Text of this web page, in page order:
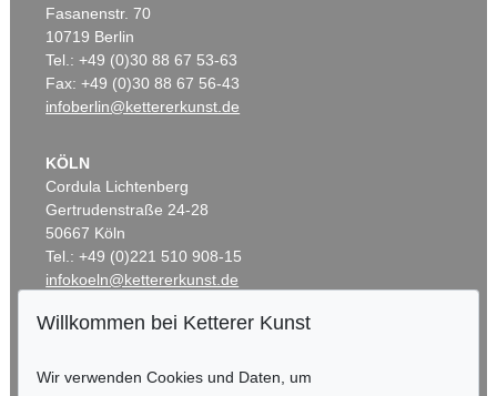
Fasanenstr. 70
10719 Berlin
Tel.: +49 (0)30 88 67 53-63
Fax: +49 (0)30 88 67 56-43
infoberlin@kettererkunst.de
KÖLN
Cordula Lichtenberg
Gertrudenstraße 24-28
50667 Köln
Tel.: +49 (0)221 510 908-15
infokoeln@kettererkunst.de
RHEINLAND-PFALZ
Willkommen bei Ketterer Kunst
Wir verwenden Cookies und Daten, um